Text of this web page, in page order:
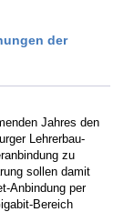
der
Jahres den
Lehrerbau-
zu
sollen damit
Anbindung per
Bereich